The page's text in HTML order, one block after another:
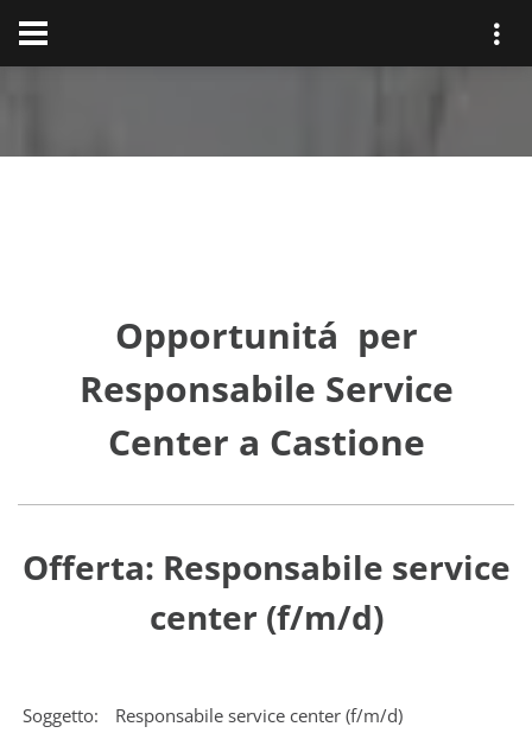
Opportunitá per
Responsabile Service
Center a Castione
Offerta: Responsabile service
center (f/m/d)
Soggetto:
Responsabile service center (f/m/d)